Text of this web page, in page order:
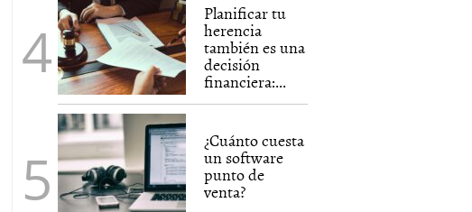
Planificar tu
herencia
también es una
decisión
financiera:...
¿Cuánto cuesta
un software
punto de
venta?